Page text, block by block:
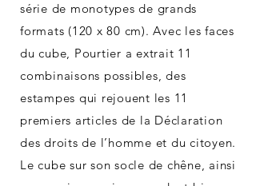
série de monotypes de grands
formats (120 x 80 cm). Avec les faces
du cube, Pourtier a extrait 11
combinaisons possibles, des
estampes qui rejouent les 11
premiers articles de la Déclaration
des droits de l’homme et du citoyen.
Le cube sur son socle de chêne, ainsi